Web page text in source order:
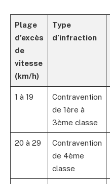
Plage
d’excès
de
vitesse
(km/h)
Type
d’infraction
1 à 19
Contravention
de 1ère à
3ème classe
20 à 29
Contravention
de 4ème
classe